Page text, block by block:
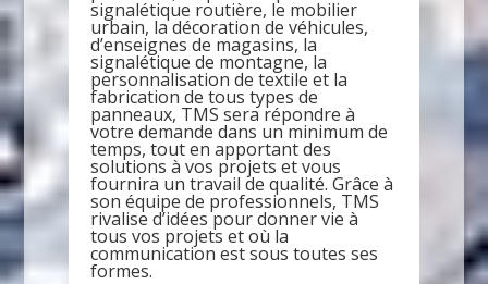
signalétique routière, le mobilier
urbain, la décoration de véhicules,
d’enseignes de magasins, la
signalétique de montagne, la
personnalisation de textile et la
fabrication de tous types de
panneaux, TMS sera répondre à
votre demande dans un minimum de
temps, tout en apportant des
solutions à vos projets et vous
fournira un travail de qualité. Grâce à
son équipe de professionnels, TMS
rivalise d’idées pour donner vie à
tous vos projets et où la
communication est sous toutes ses
formes.